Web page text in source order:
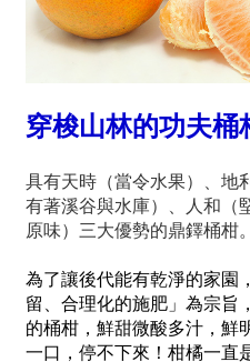
穿梭山林的功夫桶
具有天時（當令水果）、地
有著溪谷與水庫）、人和（
原味）三大優勢的鼎鐸桶柑。
為了讓後代能有乾淨的家園
留、合理化的施肥」為宗旨
的桶柑，鮮甜微酸多汁，鮮
一口，停不下來！柑橘一直